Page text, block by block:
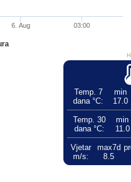
6. Aug 03:00
Temp. 7
dana °C:
min
17.0
Temp. 30
dana °C:
min
11.0
Vjetar
m/s:
max7d
8.5